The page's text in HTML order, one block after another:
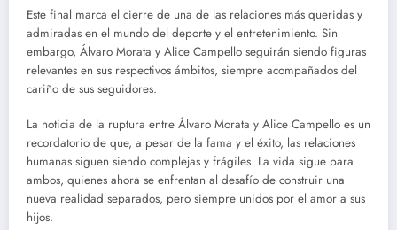
Este final marca el cierre de una de las relaciones más queridas y
admiradas en el mundo del deporte y el entretenimiento. Sin
embargo, Álvaro Morata y Alice Campello seguirán siendo figuras
relevantes en sus respectivos ámbitos, siempre acompañados del
cariño de sus seguidores.
La noticia de la ruptura entre Álvaro Morata y Alice Campello es un
recordatorio de que, a pesar de la fama y el éxito, las relaciones
humanas siguen siendo complejas y frágiles. La vida sigue para
ambos, quienes ahora se enfrentan al desafío de construir una
nueva realidad separados, pero siempre unidos por el amor a sus
hijos.